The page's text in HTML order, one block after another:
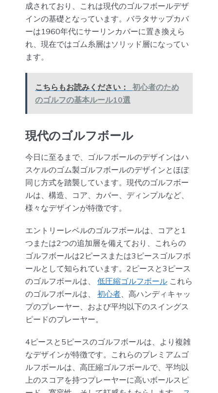
成されており、これは現代のゴルフボールデザ
インの基礎となっています。バラタサップカバ
ーは1960年代にサーリンカバーに置き換えら
れ、現在ではゴム糸層はソリッド層になってい
ます。
こちらもお読みください：
初心者のため
のゴルフの基本ルール10選
現代のゴルフボール
今日に至るまで、ゴルフボールのデザインはハ
スケルのゴム製ゴルフボールのデザインとほぼ
同じ方式を踏襲しています。現代のゴルフボー
ルは、構造、コア、カバー、ディンプルなど、
様々なデザインが特徴です。
エントリーレベルのゴルフボールは、コアと1
つまたは2つの追加層を備えており、これらの
ゴルフボールは2ピースまたは3ピースゴルフボ
ールとして知られています。2ピースと3ピース
のゴルフボールは、 低圧縮ゴルフボール これら
のゴルフボールは、 初心者 、高ハンディキャッ
プのプレーヤー、および平均以下のスイングス
ピードのプレーヤー。
4ピースと5ピースのゴルフボールは、より複雑
なデザインが特徴です。これらのプレミアムゴ
ルフボールは、高圧縮ゴルフボールで、平均以
上のスコアを持つプレーヤーに高いボールスピ